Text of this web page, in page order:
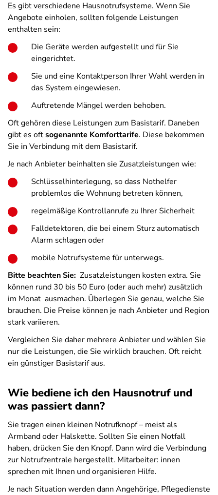
Es gibt verschiedene Hausnotrufsysteme. Wenn Sie
Angebote einholen, sollten folgende Leistungen
enthalten sein:
Die Geräte werden aufgestellt und für Sie
eingerichtet.
Sie und eine Kontaktperson Ihrer Wahl werden in
das System eingewiesen.
Auftretende Mängel werden behoben.
Oft gehören diese Leistungen zum Basistarif. Daneben
gibt es oftsogenannte Komforttarife. Diese bekommen
Sie in Verbindung mit dem Basistarif.
Je nach Anbieter beinhalten sie Zusatzleistungen wie:
Schlüsselhinterlegung, so dass Nothelfer
problemlos die Wohnung betreten können,
regelmäßige Kontrollanrufe zu Ihrer Sicherheit
Falldetektoren, die bei einem Sturz automatisch
Alarm schlagen oder
mobile Notrufsysteme für unterwegs.
Bitte beachten Sie: Zusatzleistungen kosten extra. Sie
können rund 30 bis 50 Euro (oder auch mehr) zusätzlich
im Monat ausmachen. Überlegen Sie genau, welche Sie
brauchen. Die Preise können je nach Anbieter und Region
stark variieren.
Vergleichen Sie daher mehrere Anbieter und wählen Sie
nur die Leistungen, die Sie wirklich brauchen. Oft reicht
ein günstiger Basistarif aus.
Wie bediene ich den Hausnotruf und
was passiert dann?
Sie tragen einen kleinen Notrufknopf – meist als
Armband oder Halskette. Sollten Sie einen Notfall
haben, drücken Sie den Knopf. Dann wird die Verbindung
zur Notrufzentrale hergestellt. Mitarbeiter: innen
sprechen mit Ihnen und organisieren Hilfe.
Je nach Situation werden dann Angehörige, Pflegedienste